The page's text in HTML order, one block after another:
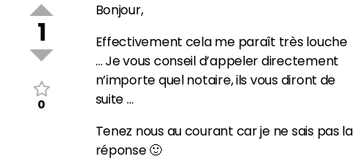
1
0
Bonjour,
Effectivement cela me paraît très louche
… Je vous conseil d’appeler directement
n’importe quel notaire, ils vous diront de
suite …
Tenez nous au courant car je ne sais pas la
réponse 🙂